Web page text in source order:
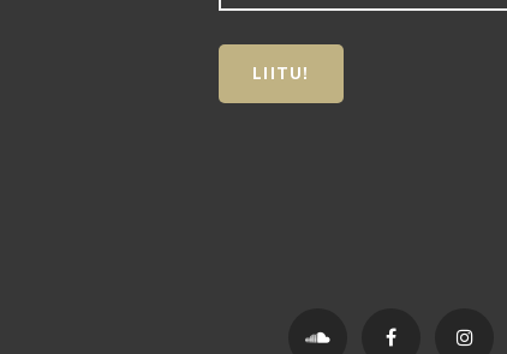
SoundcloudFacebook